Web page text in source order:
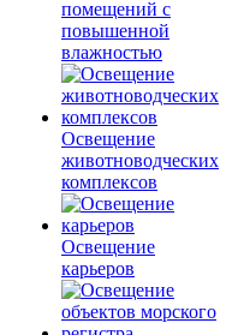
помещений с
повышенной
влажностью
Освещение
животноводческих
комплексов
Освещение
карьеров